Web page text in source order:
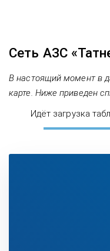
Сеть АЗС
В настоящий момент в
карте. Ниже приведен
Идёт загрузка